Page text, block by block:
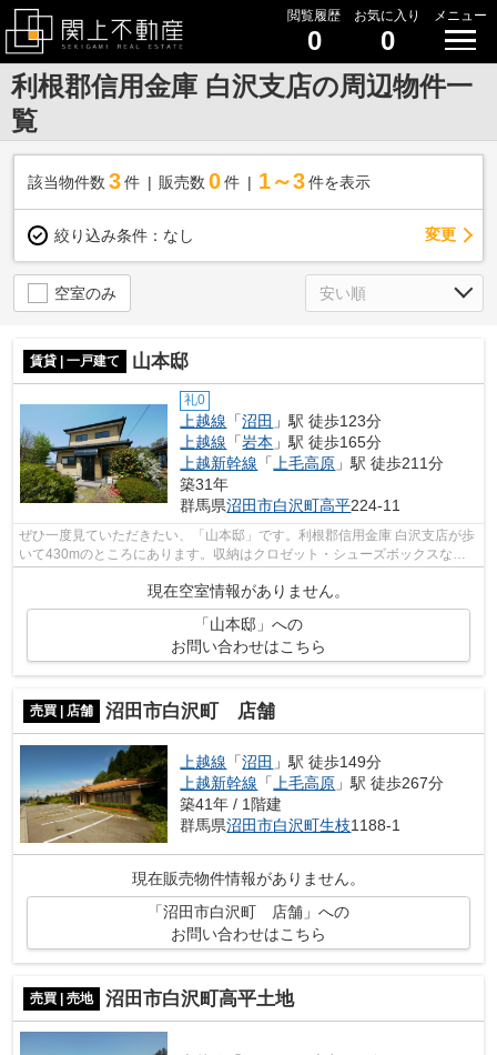
閲覧履歴
0
お気に入り
0
メニュー
利根郡信用金庫 白沢支店の周辺物件一
覧
該当物件数 3件 販売数 0 件 1～3 件を表示
絞り込み条件： なし 変更
空室のみ
賃貸 | 一戸建て 山本邸
礼0
上越線 「沼田 」駅 徒歩123分
上越線 「岩本 」駅 徒歩165分
上越新幹線 「 上毛高原 」駅 徒歩211分
築31年
群馬県沼田市白沢町高平224-11
ぜひ一度見ていただきたい、「山本邸」です。利根郡信用金庫 白沢支店が歩
いて430mのところにあります。収納はクロゼット・シューズボックスなど
現在空室情報がありません。
「山本邸」への
お問い合わせはこちら
売買 | 店舗 沼田市白沢町 店舗
上越線 「沼田 」駅 徒歩149分
上越新幹線 「 上毛高原 」駅 徒歩267分
築41年 / 1階建
群馬県沼田市白沢町生枝1188-1
現在販売物件情報がありません。
「沼田市白沢町 店舗」への
お問い合わせはこちら
売買 | 売地 沼田市白沢町高平土地